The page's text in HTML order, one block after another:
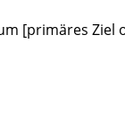
[primäres